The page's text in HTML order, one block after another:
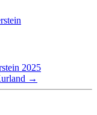
2025
→